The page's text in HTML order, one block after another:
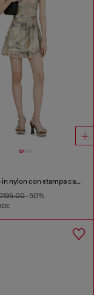
Mini abito in nylon con stampa camouflage all-over e dettagli in cristallo
-50%